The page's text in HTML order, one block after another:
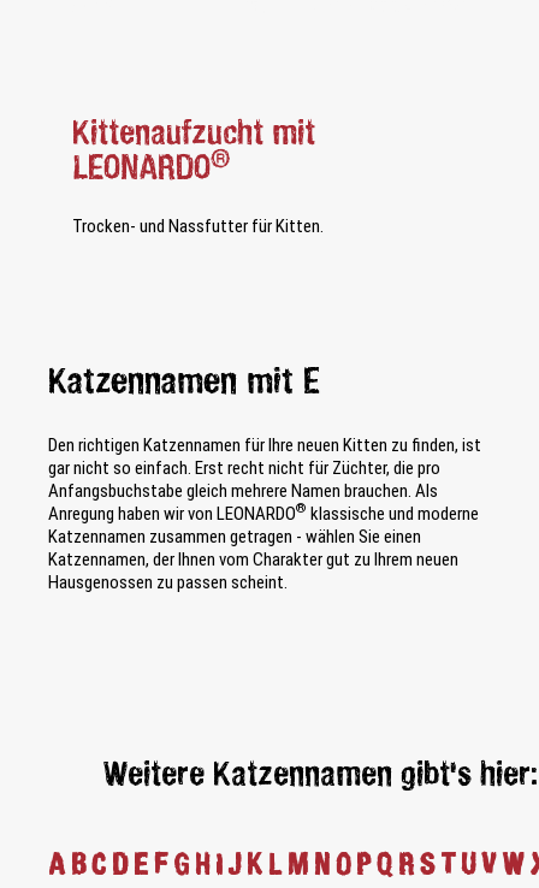
Kittenaufzucht mit
LEONARDO®
Trocken- und Nassfutter für Kitten.
Katzennamen mit E
Den richtigen Katzennamen für Ihre neuen Kitten zu finden, ist
gar nicht so einfach. Erst recht nicht für Züchter, die pro
Anfangsbuchstabe gleich mehrere Namen brauchen. Als
Anregung haben wir von LEONARDO® klassische und moderne
Katzennamen zusammen getragen - wählen Sie einen
Katzennamen, der Ihnen vom Charakter gut zu Ihrem neuen
Hausgenossen zu passen scheint.
Weitere Katzennamen gibt's hier:
A BC D E F G H IJ K L M N O PQ R S TU V W